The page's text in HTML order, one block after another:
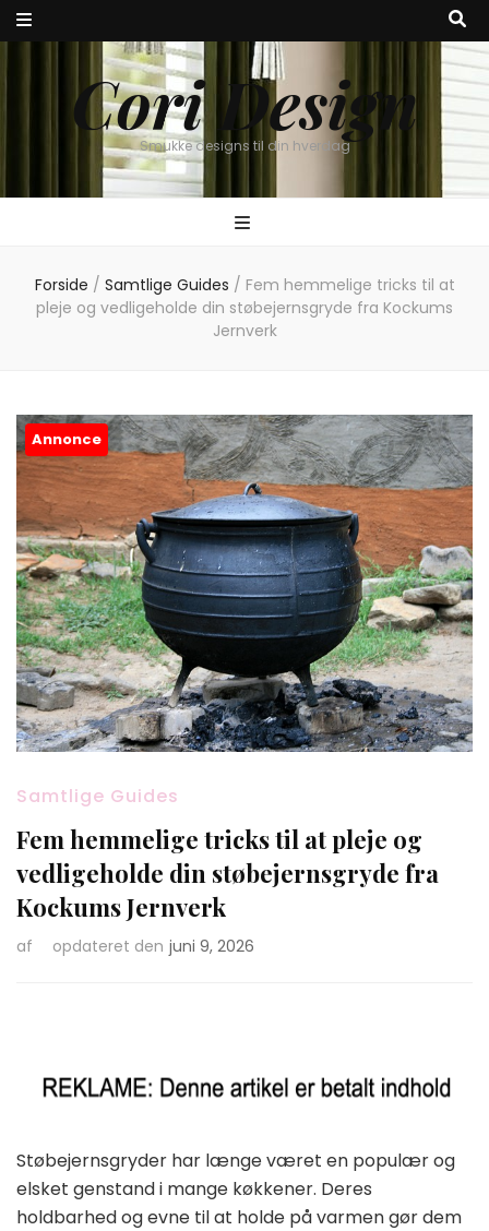
Cori Design
Smukke designs til din hverdag
Forside / Samtlige Guides / Fem hemmelige tricks til at
pleje og vedligeholde din støbejernsgryde fra Kockums
Jernverk
Annonce
Samtlige Guides
Fem hemmelige tricks til at pleje og
vedligeholde din støbejernsgryde fra
Kockums Jernverk
af opdateret den juni 9, 2026
Støbejernsgryder har længe været en populær og
elsket genstand i mange køkkener. Deres
holdbarhed og evne til at holde på varmen gør dem